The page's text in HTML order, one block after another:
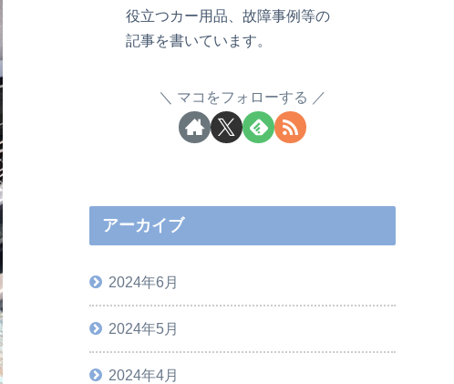
役立つカー用品、故障事例等の
記事を書いています。
マコをフォローする
アーカイブ
2024年6月
2024年5月
2024年4月